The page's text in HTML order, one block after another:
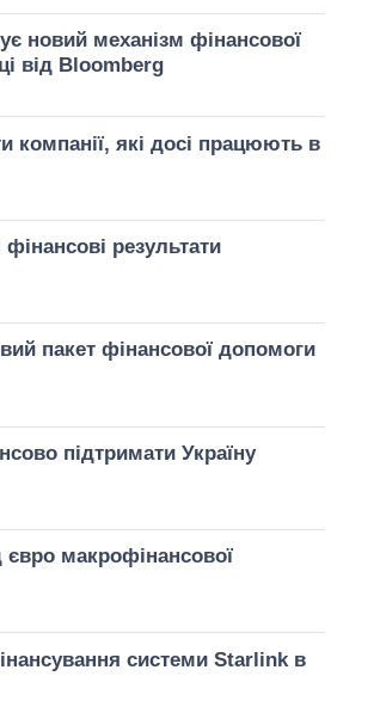
новий механізм фінансової
від Bloomberg
компанії, які досі працюють в
результати
пакет фінансової допомоги
підтримати Україну
макрофінансової
системи Starlink в